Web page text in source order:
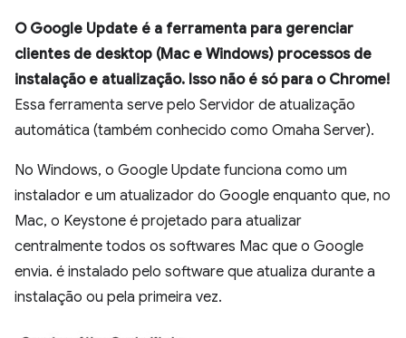
O Google Update é a ferramenta para gerenciar
clientes de desktop (Mac e Windows) processos de
instalação e atualização. Isso não é só para o Chrome!
Essa ferramenta serve pelo Servidor de atualização
automática (também conhecido como Omaha Server).
No Windows, o Google Update funciona como um
instalador e um atualizador do Google enquanto que, no
Mac, o Keystone é projetado para atualizar
centralmente todos os softwares Mac que o Google
envia. é instalado pelo software que atualiza durante a
instalação ou pela primeira vez.